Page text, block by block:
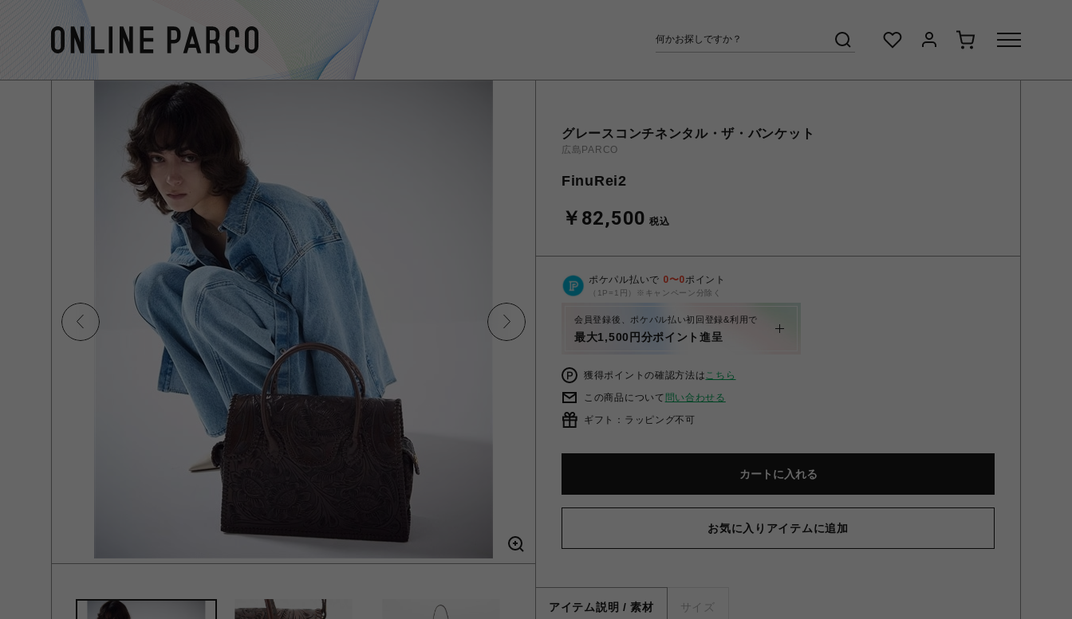
グレースコンチネンタル・ザ・バンケット
広島PARCO
FinuRei2
￥82,500 税込
ポケパル払いで 0〜0ポイント
（1P=1円）※キャンペーン分除く
会員登録後、ポケパル払い初回登録&利用で
最大1,500円分ポイント進呈
獲得ポイントの確認方法はこちら
この商品について 問い合わせる
ギフト：ラッピング不可
カートに入れる
お気に入りアイテムに追加
アイテム説明 / 素材 サイズ